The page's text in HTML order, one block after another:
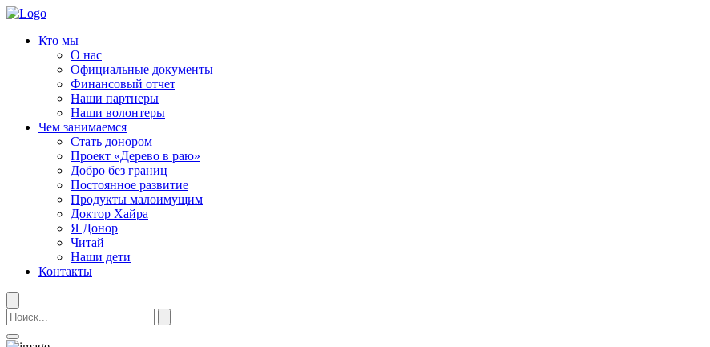
Кто мы
О нас
Официальные документы
Финансовый отчет
Наши партнеры
Наши волонтеры
Чем занимаемся
Стать донором
Проект «Дерево в раю»
Добро без границ
Постоянное развитие
Продукты малоимущим
Доктор Хайра
Я Донор
Читай
Наши дети
Контакты